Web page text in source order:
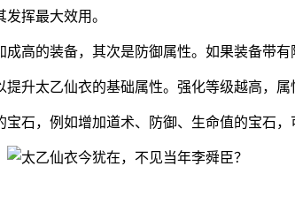
挥最大效用。
高的装备，其次是防御属性。如果装备带
升太乙仙衣的基础属性。强化等级越高，属
石，例如增加道术、防御、生命值的宝石，